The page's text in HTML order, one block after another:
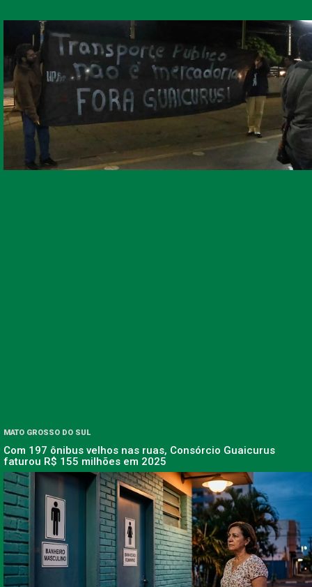
MATO GROSSO DO SUL
Com 197 ônibus velhos nas ruas, Consórcio Guaicurus
faturou R$ 155 milhões em 2025